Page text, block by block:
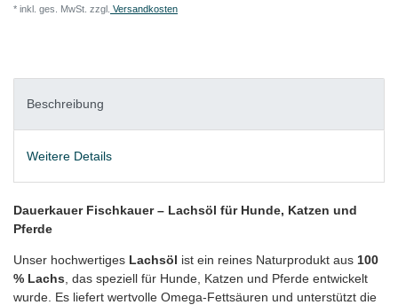
* inkl. ges. MwSt. zzgl. Versandkosten
Beschreibung
Weitere Details
Dauerkauer Fischkauer – Lachsöl für Hunde, Katzen und
Pferde
Unser hochwertiges Lachsöl ist ein reines Naturprodukt aus 100
% Lachs , das speziell für Hunde, Katzen und Pferde entwickelt
wurde. Es liefert wertvolle Omega-Fettsäuren und unterstützt die